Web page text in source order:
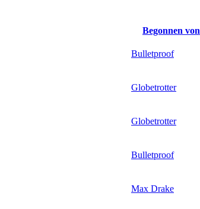
Begonnen von
Bulletproof
Globetrotter
Globetrotter
Bulletproof
Max Drake